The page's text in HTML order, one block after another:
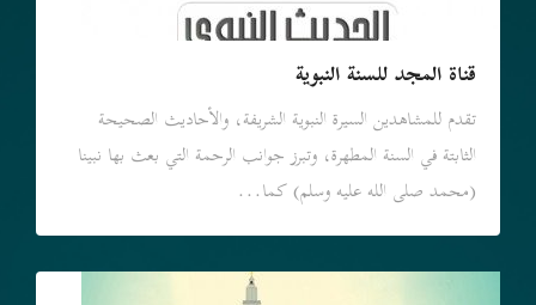
قناة المجد للسنة النبوية
تقدم للمشاهدين السيرة النبوية الشريفة، والأحاديث الصحيحة
الثابتة في السنة المطهرة، وتبرز جوانب الرحمة التي بعث بها نبينا
(محمد صلى الله عليه وسلم) كما...